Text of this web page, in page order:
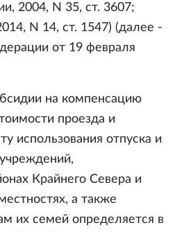
2004, N 35, ст. 3607;
N 14, ст. 1547) (далее -
от 19 февраля
на компенсацию
проезда и
использования отпуска и
Крайнего Севера и
а также
их семей определяется в